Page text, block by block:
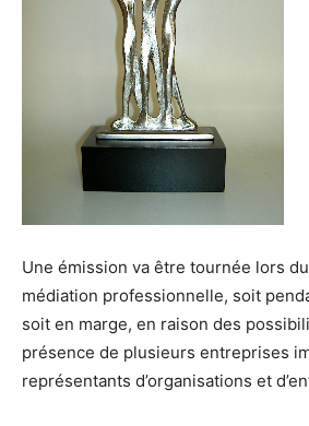
Une émission va être tournée lors
médiation professionnelle, soit
soit en marge, en raison des
présence de plusieurs entreprises
représentants d’organisations et